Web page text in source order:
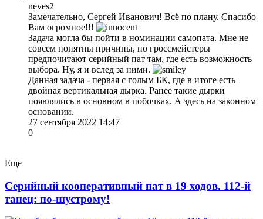
neves2
Замечательно, Сергей Иванович! Всё по плану. Спасибо
Вам огромное!!!
Задача могла бы пойти в номинации самопата. Мне не
совсем понятны причины, но гроссмейстеры
предпочитают серийный пат там, где есть возможность
выбора. Ну, я и вслед за ними.
Данная задача - первая с голым БК, где в итоге есть
двойная вертикальная дырка. Ранее такие дырки
появлялись в основном в побочках. А здесь на законном
основании.
27 сентября 2022 14:47
0
Еще
Серийный кооперативный пат в 19 ходов. 112-й
танец: по-шустрому!